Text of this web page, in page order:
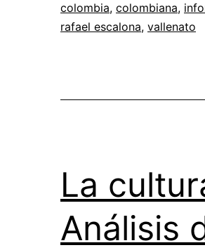
colombia, colombiana,
rafael escalona, vallenato
La
Análisis